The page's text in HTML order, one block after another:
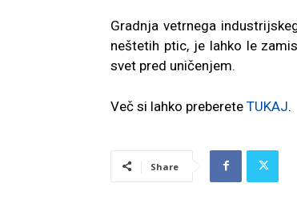
Gradnja vetrnega
neštetih ptic, je lahko le
svet pred uničenjem.
Več si lahko preberete TUKAJ.
Share